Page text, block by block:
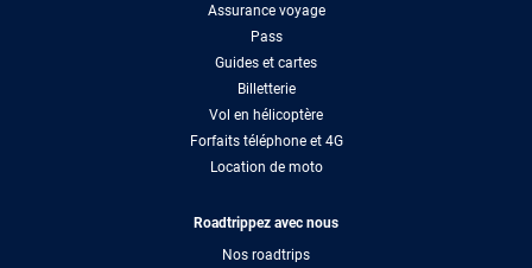
Assurance voyage
Pass
Guides et cartes
Billetterie
Vol en hélicoptère
Forfaits téléphone et 4G
Location de moto
Roadtrippez avec nous
Nos roadtrips